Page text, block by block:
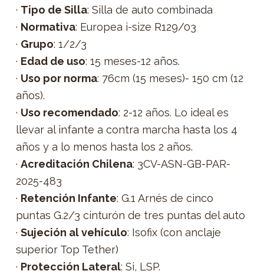
· Tipo de Silla: Silla de auto combinada
· Normativa: Europea i-size R129/03
· Grupo: 1/2/3
· Edad de uso: 15 meses-12 años.
· Uso por norma: 76cm (15 meses)- 150 cm (12
años).
· Uso recomendado: 2-12 años. Lo ideal es
llevar al infante a contra marcha hasta los 4
años y a lo menos hasta los 2 años.
· Acreditación Chilena: 3CV-ASN-GB-PAR-
2025-483
· Retención Infante: G.1 Arnés de cinco
puntas G.2/3 cinturón de tres puntas del auto
· Sujeción al vehículo: Isofix (con anclaje
superior Top Tether)
· Protección Lateral: Si, LSP.